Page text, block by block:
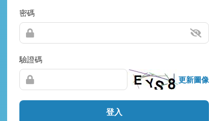
密碼
驗證碼
更新圖像
登入